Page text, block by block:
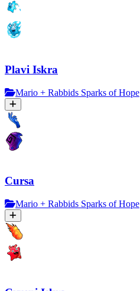
Plavi Iskra
Mario + Rabbids Sparks of Hope
Cursa
Mario + Rabbids Sparks of Hope